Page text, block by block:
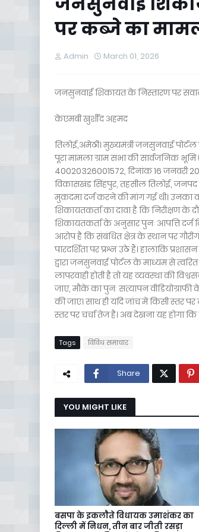
पर कब्जे का
Admin March 01, 2026
जनसुनवाई शिकायत के निस्तारण पर
केएमबी खुर्शीद अहमद
तिलोई,अमेठी। मुख्यमंत्री जनसुनवाई
पूरा मामला ग्राम सभा की सार्वजनिक
40020326001572, दिनांक 16 जनवरी
विकासखंड सिंहपुर, तहसील तिलोई,
मुकदमा दर्ज करने की मांग गई थी। उनका
शिकायतकर्ता का दावा है कि निरीक्षण के
शिकायतकर्ता के अनुसार पुनः आपत्ति दर्ज
आरोप है कि संबंधित क्षेत्र के स्थान पर
पारदर्शिता पर प्रश्न उठे हैं। हालांकि
द्वारा जनसुनवाई पोर्टल के माध्यम से त्वरित
लापरवाही होती है तो यह व्यवस्था की
जाए, मौके का पुनः सत्यापन
की जाए। साथ ही यदि जांच में किसी स्तर
स्तर पर चर्चा तेज है। अब देखना यह होगा
Tags विविध समाचार
Share
YOU MIGHT LIKE
बसपा के इकलाैते विधायक उमाशंकर का
दिल्ली में निधन, तीन बार जीती रसड़ा